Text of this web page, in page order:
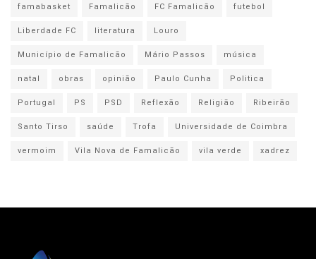
famabasket
Famalicão FC Famalicão
futebol
Liberdade FC
literatura
Louro
Município de Famalicão
Mário Passos
música
natal
obras opinião Paulo Cunha
Politica
Portugal
PS PSD Reflexão Religião
Ribeirão
Santo Tirso
saúde Trofa
Universidade de Coimbra
vermoim
Vila Nova de Famalicão vila verde xadrez